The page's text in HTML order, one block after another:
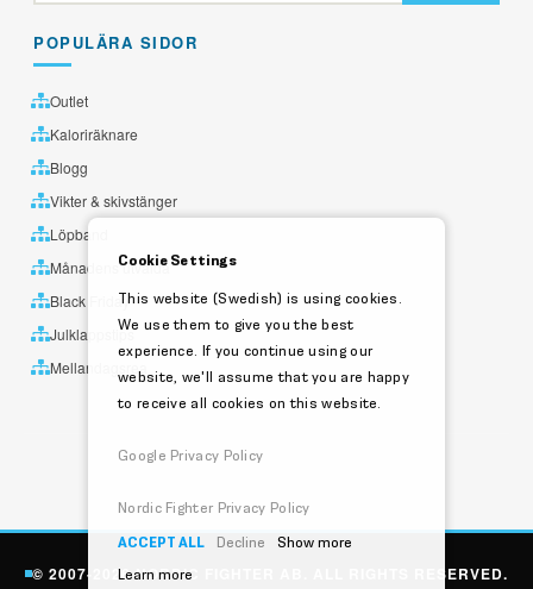
POPULÄRA SIDOR
Outlet
Kaloriräknare
Blogg
Vikter & skivstänger
Löpband
Månadens utvalda
Black Friday
Julklappstips
Mellandagsrea
© 2007-2026 NORDIC FIGHTER AB. ALL RIGHTS RESERVED.
Cookie Settings
This website (Swedish) is using cookies.
We use them to give you the best
experience. If you continue using our
website, we'll assume that you are happy
to receive all cookies on this website.
Google Privacy Policy
Nordic Fighter Privacy Policy
ACCEPT ALL
Decline
Show more
Learn more